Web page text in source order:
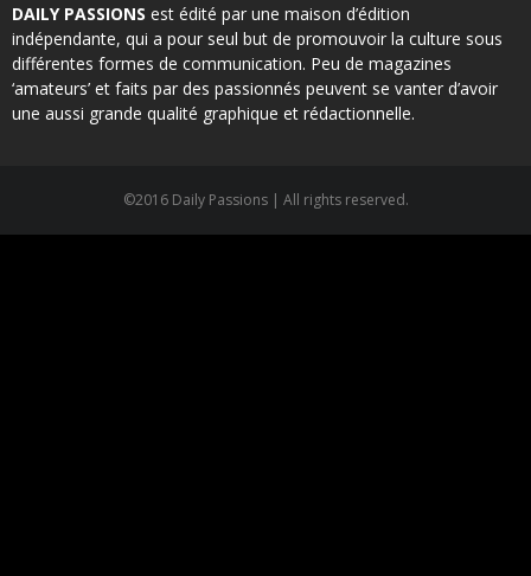
DAILY PASSIONS est édité par une maison d’édition
indépendante, qui a pour seul but de promouvoir la culture sous
différentes formes de communication. Peu de magazines
‘amateurs’ et faits par des passionnés peuvent se vanter d’avoir
une aussi grande qualité graphique et rédactionnelle.
©2016 Daily Passions | All rights reserved.